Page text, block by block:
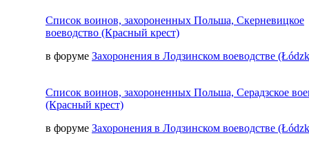
Список воинов, захороненных Польша, Скерневицкое
воеводство (Красный крест)
в форуме Захоронения в Лодзинском воеводстве
Список воинов, захороненных Польша, Серадзское
(Красный крест)
в форуме Захоронения в Лодзинском воеводстве